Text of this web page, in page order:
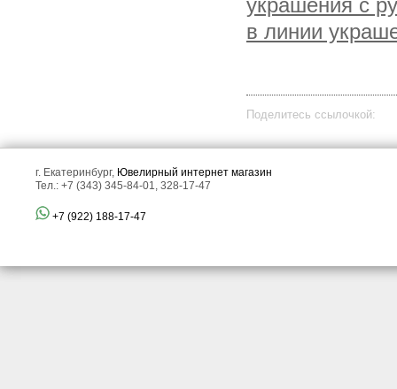
в линии
Поделитесь ссылочкой:
г. Екатеринбург, Ювелирный интернет магазин
Тел.: +7 (343) 345-84-01, 328-17-47
+7 (922) 188-17-47